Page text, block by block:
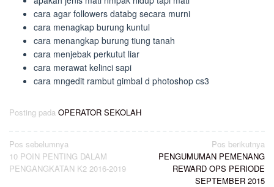
cara agar followers databg secara murni
cara menagkap burung kuntul
cara menangkap burung tiung tanah
cara menjebak perkutut liar
cara merawat kelinci sapi
cara mngedit rambut gimbal d photoshop cs3
Posting pada OPERATOR SEKOLAH
Navigasi
pos
Pos sebelumnya
10 POIN PENTING DALAM
PENGANGKATAN K2 2016-2019
Pos berikutnya
PENGUMUMAN PEMENANG
REWARD OPS PERIODE
SEPTEMBER 2015